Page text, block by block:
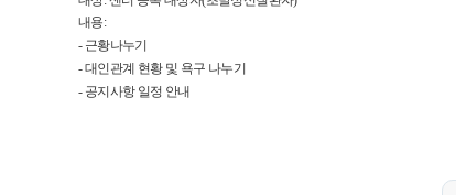
내용:
- 근황나누기
- 대인관계 현황 및 욕구 나누기
- 공지사항 일정 안내